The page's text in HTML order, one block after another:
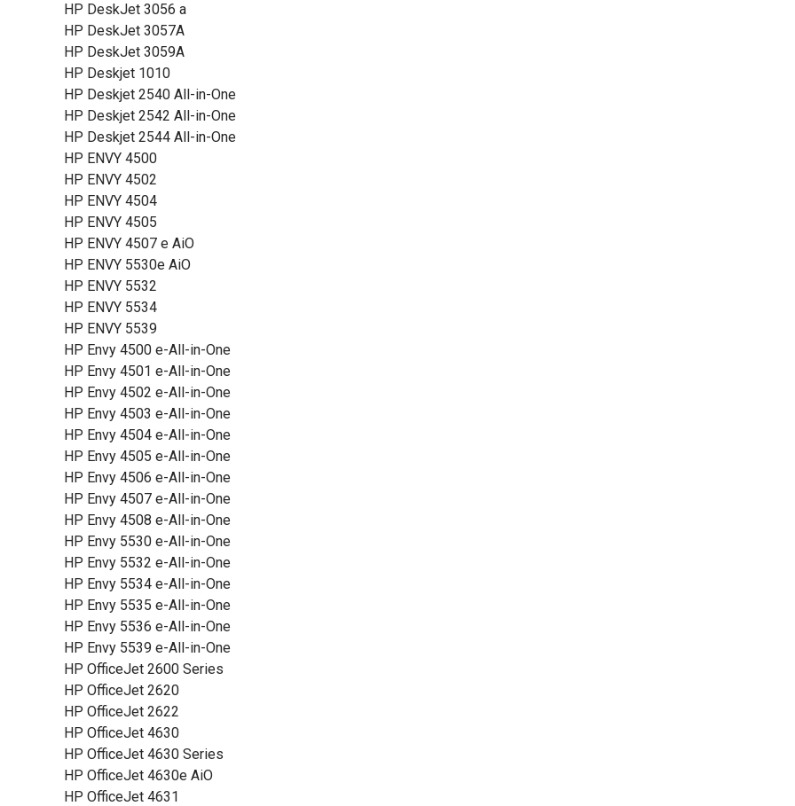
HP DeskJet 3056 a
HP DeskJet 3057A
HP DeskJet 3059A
HP Deskjet 1010
HP Deskjet 2540 All-in-One
HP Deskjet 2542 All-in-One
HP Deskjet 2544 All-in-One
HP ENVY 4500
HP ENVY 4502
HP ENVY 4504
HP ENVY 4505
HP ENVY 4507 e AiO
HP ENVY 5530e AiO
HP ENVY 5532
HP ENVY 5534
HP ENVY 5539
HP Envy 4500 e-All-in-One
HP Envy 4501 e-All-in-One
HP Envy 4502 e-All-in-One
HP Envy 4503 e-All-in-One
HP Envy 4504 e-All-in-One
HP Envy 4505 e-All-in-One
HP Envy 4506 e-All-in-One
HP Envy 4507 e-All-in-One
HP Envy 4508 e-All-in-One
HP Envy 5530 e-All-in-One
HP Envy 5532 e-All-in-One
HP Envy 5534 e-All-in-One
HP Envy 5535 e-All-in-One
HP Envy 5536 e-All-in-One
HP Envy 5539 e-All-in-One
HP OfficeJet 2600 Series
HP OfficeJet 2620
HP OfficeJet 2622
HP OfficeJet 4630
HP OfficeJet 4630 Series
HP OfficeJet 4630e AiO
HP OfficeJet 4631